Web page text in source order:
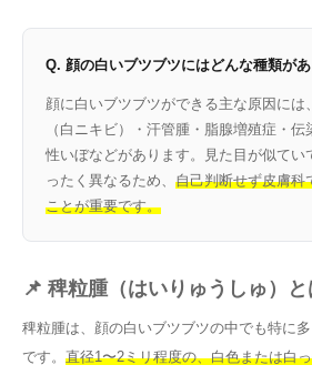
Q. 顔の白いブツブツにはどんな種類が
顔に白いブツブツができる主な原因には
（白ニキビ）・汗管腫・脂腺増殖症・
性いぼなどがあります。見た目が似てい
ったく異なるため、 自己判断せず皮膚科
ことが重要です。
📌 稗粒腫（はいりゅうしゅ）と
稗粒腫は、顔の白いブツブツの中でも特に
です。 直径1〜2ミリ程度の、白色または白